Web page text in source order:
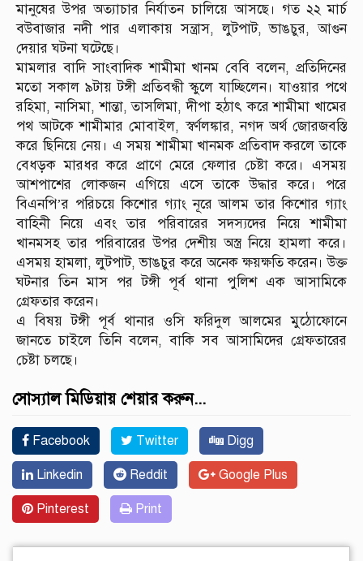
মানুষের উপর অত্যাচার নির্যাতন চালিয়ে আসছে। গত ২২ মার্চ
বউবাজার নদী পার এলাকায় সন্ত্রাস, লুটপাট, ভাঙচুর, আগুন
দেয়ার ঘটনা ঘটেছে।
মামলার বাদি সাংবাদিক শামীমা খানম বেবি বলেন, প্রতিদিনের
মতো সকাল ৯টায় টঙ্গী প্রতিবন্ধী স্কুলে যাচ্ছিলেন। যাওয়ার পথে
রহিমা, নাসিমা, শান্তা, তাসলিমা, দীপা হঠাৎ করে শামীমা খামের
পথ আটকে শামীমার মোবাইল, স্বর্ণলঙ্কার, নগদ অর্থ জোরজবস্তি
করে ছিনিয়ে নেয়। এ সময় শামীমা খানমক প্রতিবাদ করলে তাকে
বেধড়ক মারধর করে প্রাণে মেরে ফেলার চেষ্টা করে। এসময়
আশপাশের লোকজন এগিয়ে এসে তাকে উদ্ধার করে। পরে
বিএনপি’র পরিচয়ে কিশোর গ্যাং নূরে আলম তার কিশোর গ্যাং
বাহিনী নিয়ে এবং তার পরিবারের সদস্যদের নিয়ে শামীমা
খানমসহ তার পরিবারের উপর দেশীয় অস্ত্র নিয়ে হামলা করে।
এসময় হামলা, লুটপাট, ভাঙচুর করে অনেক ক্ষয়ক্ষতি করেন। উক্ত
ঘটনার তিন মাস পর টঙ্গী পূর্ব থানা পুলিশ এক আসামিকে
গ্রেফতার করেন।
এ বিষয় টঙ্গী পূর্ব থানার ওসি ফরিদুল আলমের মুঠোফোনে
জানতে চাইলে তিনি বলেন, বাকি সব আসামিদের গ্রেফতারের
চেষ্টা চলছে।
সোস্যাল মিডিয়ায় শেয়ার করুন...
Facebook Twitter Digg
Linkedin Reddit Google Plus
Pinterest Print